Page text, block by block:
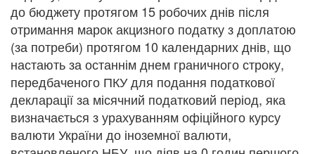
до бюджету протягом 15 робочих днів після
отримання марок акцизного податку з доплатою
(за потреби) протягом 10 календарних днів, що
настають за останнім днем граничного строку,
передбаченого ПКУ для подання податкової
декларації за місячний податковий період, яка
визначається з урахуванням офіційного курсу
валюти України до іноземної валюти,